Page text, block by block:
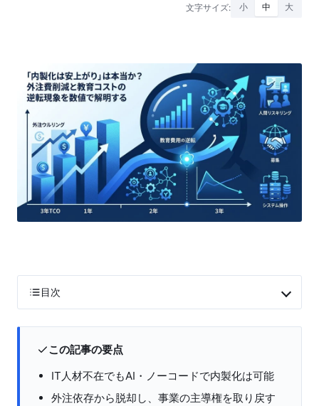
文字サイズ: 小 中 大
目次
この記事の要点
IT人材不在でもAI・ノーコードで内製化は可能
外注依存から脱却し、事業の主導権を取り戻す